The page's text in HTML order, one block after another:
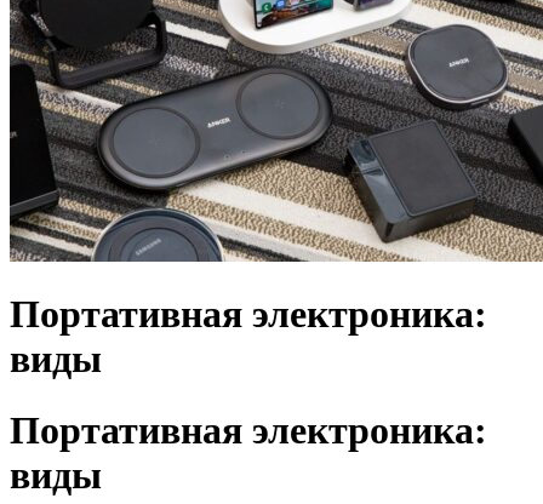
Портативная электроника:
виды
Портативная электроника:
виды